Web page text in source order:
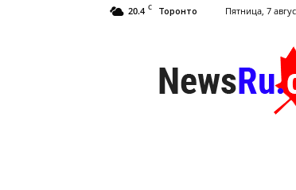
20.4 C Торонто Пятница, 7